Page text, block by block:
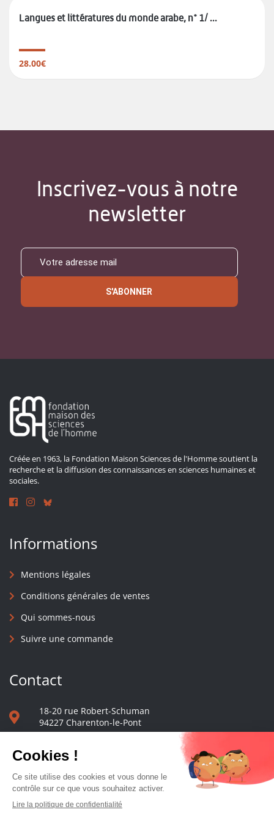
Langues et littératures du monde arabe, n° 1/ ...
28.00€
Inscrivez-vous à notre
newsletter
S'ABONNER
Créée en 1963, la Fondation Maison Sciences de l'Homme soutient la
recherche et la diffusion des connaissances en sciences humaines et
sociales.
Informations
Mentions légales
Conditions générales de ventes
Qui sommes-nous
Suivre une commande
Contact
18-20 rue Robert-Schuman
94227 Charenton-le-Pont